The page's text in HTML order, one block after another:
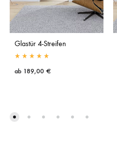
Glastür 4-Streifen
ab 189,00 €